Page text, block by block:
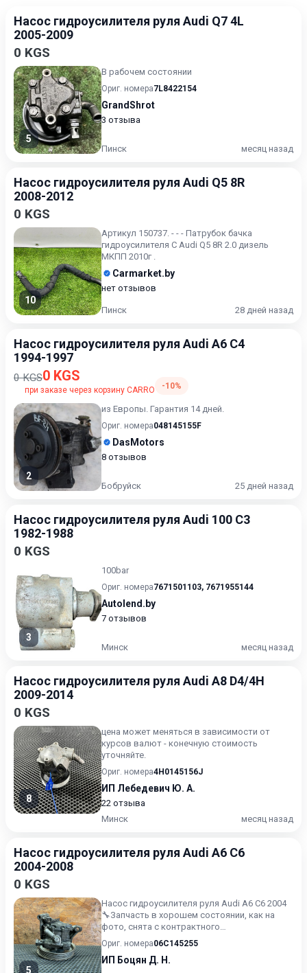
Насос гидроусилителя руля Audi Q7 4L
2005-2009
0 KGS
5
В рабочем состоянии
Ориг. номера7L8422154
GrandShrot
3 отзыва
Пинск месяц назад
Насос гидроусилителя руля Audi Q5 8R
2008-2012
0 KGS
10
Артикул 150737. - - - Патрубок бачка
гидроусилителя С Audi Q5 8R 2.0 дизель
МКПП 2010г .
Carmarket.by
нет отзывов
Пинск 28 дней назад
Насос гидроусилителя руля Audi A6 C4
1994-1997
0 KGS0 KGS
при заказе через корзину CARRO -10%
2
из Европы. Гарантия 14 дней.
Ориг. номера048145155F
DasMotors
8 отзывов
Бобруйск 25 дней назад
Насос гидроусилителя руля Audi 100 С3
1982-1988
0 KGS
3
100bar
Ориг. номера7671501103, 7671955144
Autolend.by
7 отзывов
Минск месяц назад
Насос гидроусилителя руля Audi A8 D4/4H
2009-2014
0 KGS
8
цена может меняться в зависимости от
курсов валют - конечную стоимость
уточняйте.
Ориг. номера4H0145156J
ИП Лебедевич Ю. А.
22 отзыва
Минск
месяц назад
Насос гидроусилителя руля Audi A6 C6
2004-2008
0 KGS
5
Насос гидроусилителя руля Audi A6 C6 2004
🔧Запчасть в хорошем состоянии, как на
фото, снята с контрактного
машинокомплекта без пробега по...
Ориг. номера06C145255
ИП Боцян Д. Н.